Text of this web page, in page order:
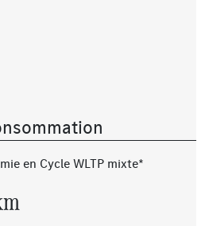
en Cycle WLTP mixte*